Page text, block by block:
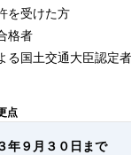
を受けた方
格者
る国土交通大臣認定者
点
年９月３０日まで